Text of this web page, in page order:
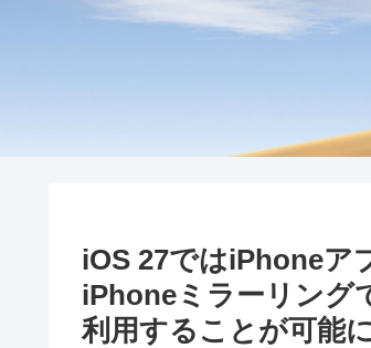
iOS 27ではiPhoneア
iPhoneミラーリング
利用することが可能に